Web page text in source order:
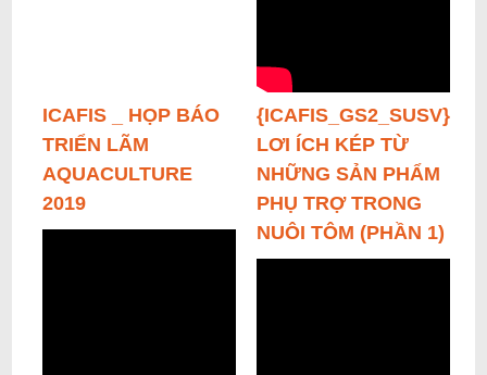
ICAFIS _ HỌP BÁO
TRIỂN LÃM
AQUACULTURE
2019
{ICAFIS_GS2_SUSV}
LƠI ÍCH KÉP TỪ
NHỮNG SẢN PHẨM
PHỤ TRỢ TRONG
NUÔI TÔM (PHẦN 1)